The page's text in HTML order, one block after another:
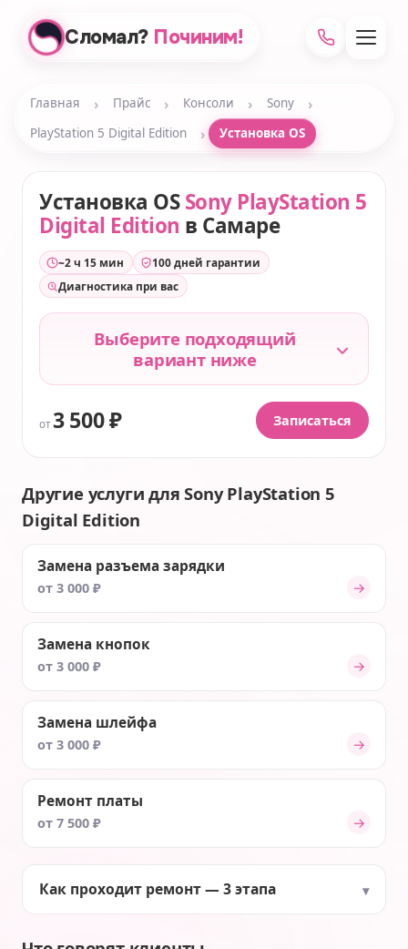
Сломал? Починим!
Главная › Прайс › Консоли › Sony ›
PlayStation 5 Digital Edition › Установка OS
Установка OSSony PlayStation 5
Digital Edition в Самаре
~2 ч 15 мин
100 дней гарантии
Диагностика при вас
Выберите подходящий
вариант ниже
от 3 500 ₽ Записаться
Другие услуги для Sony PlayStation 5
Digital Edition
Замена разъема зарядки
от 3 000 ₽ →
Замена кнопок
от 3 000 ₽ →
Замена шлейфа
от 3 000 ₽ →
Ремонт платы
от 7 500 ₽ →
Как проходит ремонт — 3 этапа